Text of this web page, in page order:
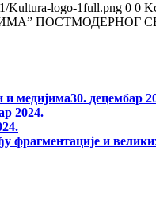
Kultura-logo-1full.png 0 0
ПОСТМОДЕРНОГ
и медијима30. децембар
2024.
фрагментације и